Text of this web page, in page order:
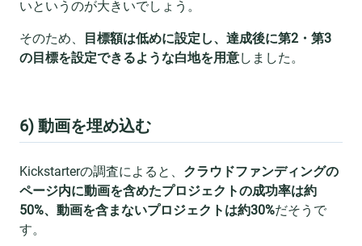
いというのが大きいでしょう。
そのため、
目標額は低めに設定し、達成後に第2・第3
の目標を設定できるような白地を用意しました。
6) 動画を埋め込む
Kickstarterの調査によると、 クラウドファンディングの
ページ内に動画を含めたプロジェクトの成功率は約
50%、動画を含まないプロジェクトは約30%だそうで
す。